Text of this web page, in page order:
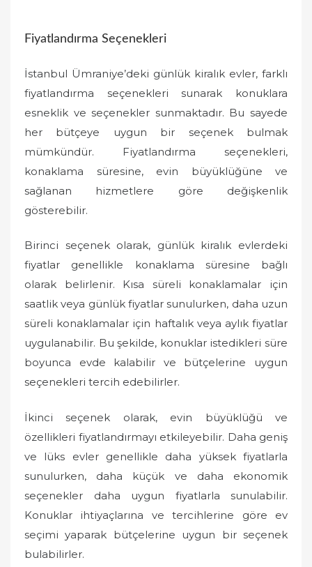
Fiyatlandırma Seçenekleri
İstanbul Ümraniye’deki günlük kiralık evler, farklı
fiyatlandırma seçenekleri sunarak konuklara
esneklik ve seçenekler sunmaktadır. Bu sayede
her bütçeye uygun bir seçenek bulmak
mümkündür. Fiyatlandırma seçenekleri,
konaklama süresine, evin büyüklüğüne ve
sağlanan hizmetlere göre değişkenlik
gösterebilir.
Birinci seçenek olarak, günlük kiralık evlerdeki
fiyatlar genellikle konaklama süresine bağlı
olarak belirlenir. Kısa süreli konaklamalar için
saatlik veya günlük fiyatlar sunulurken, daha uzun
süreli konaklamalar için haftalık veya aylık fiyatlar
uygulanabilir. Bu şekilde, konuklar istedikleri süre
boyunca evde kalabilir ve bütçelerine uygun
seçenekleri tercih edebilirler.
İkinci seçenek olarak, evin büyüklüğü ve
özellikleri fiyatlandırmayı etkileyebilir. Daha geniş
ve lüks evler genellikle daha yüksek fiyatlarla
sunulurken, daha küçük ve daha ekonomik
seçenekler daha uygun fiyatlarla sunulabilir.
Konuklar ihtiyaçlarına ve tercihlerine göre ev
seçimi yaparak bütçelerine uygun bir seçenek
bulabilirler.